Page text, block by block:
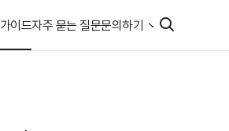
가이드자주 묻는 질문문의하기